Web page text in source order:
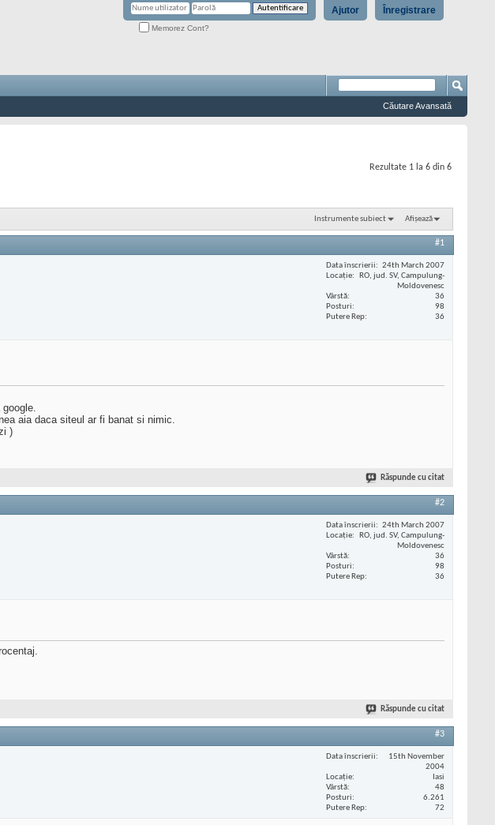
Înregistrare
Ajutor
Memorez Cont?
Căutare Avansată
Rezultate 1 la 6 din 6
Instrumente subiect Afișează
#1
Data înscrierii
24th March 2007
Locaţie
RO, jud. SV, Campulung-
Moldovenesc
Vârstă
36
Posturi
98
Putere Rep
36
aia daca siteul ar fi banat si nimic.
)
Răspunde cu citat
#2
Data înscrierii
24th March 2007
Locaţie
RO, jud. SV, Campulung-
Moldovenesc
Vârstă
36
Posturi
98
Putere Rep
36
Răspunde cu citat
#3
Data înscrierii
15th November
2004
Locaţie
Iasi
Vârstă
48
Posturi
6.261
Putere Rep
72